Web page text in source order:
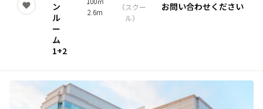
ン
ル
ー
ム
1+2
2.6m
（スクー
ル）
お問い合わせください